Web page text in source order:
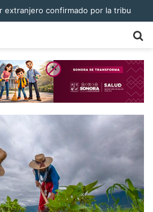
extranjero confirmado por la tribu